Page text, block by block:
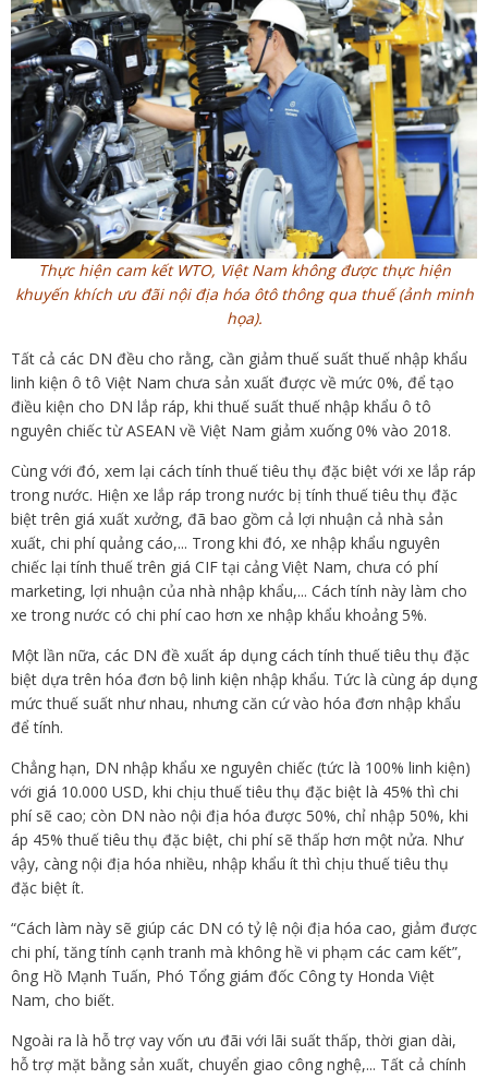
Thực hiện cam kết WTO, Việt Nam không được thực hiện
khuyến khích ưu đãi nội địa hóa ôtô thông qua thuế (ảnh minh
họa).
Tất cả các DN đều cho rằng, cần giảm thuế suất thuế nhập khẩu
linh kiện ô tô Việt Nam chưa sản xuất được về mức 0%, để tạo
điều kiện cho DN lắp ráp, khi thuế suất thuế nhập khẩu ô tô
nguyên chiếc từ ASEAN về Việt Nam giảm xuống 0% vào 2018.
Cùng với đó, xem lại cách tính thuế tiêu thụ đặc biệt với xe lắp ráp
trong nước. Hiện xe lắp ráp trong nước bị tính thuế tiêu thụ đặc
biệt trên giá xuất xưởng, đã bao gồm cả lợi nhuận cả nhà sản
xuất, chi phí quảng cáo,... Trong khi đó, xe nhập khẩu nguyên
chiếc lại tính thuế trên giá CIF tại cảng Việt Nam, chưa có phí
marketing, lợi nhuận của nhà nhập khẩu,... Cách tính này làm cho
xe trong nước có chi phí cao hơn xe nhập khẩu khoảng 5%.
Một lần nữa, các DN đề xuất áp dụng cách tính thuế tiêu thụ đặc
biệt dựa trên hóa đơn bộ linh kiện nhập khẩu. Tức là cùng áp dụng
mức thuế suất như nhau, nhưng căn cứ vào hóa đơn nhập khẩu
để tính.
Chẳng hạn, DN nhập khẩu xe nguyên chiếc (tức là 100% linh kiện)
với giá 10.000 USD, khi chịu thuế tiêu thụ đặc biệt là 45% thì chi
phí sẽ cao; còn DN nào nội địa hóa được 50%, chỉ nhập 50%, khi
áp 45% thuế tiêu thụ đặc biệt, chi phí sẽ thấp hơn một nửa. Như
vậy, càng nội địa hóa nhiều, nhập khẩu ít thì chịu thuế tiêu thụ
đặc biệt ít.
“Cách làm này sẽ giúp các DN có tỷ lệ nội địa hóa cao, giảm được
chi phí, tăng tính cạnh tranh mà không hề vi phạm các cam kết”,
ông Hồ Mạnh Tuấn, Phó Tổng giám đốc Công ty Honda Việt
Nam, cho biết.
Ngoài ra là hỗ trợ vay vốn ưu đãi với lãi suất thấp, thời gian dài,
hỗ trợ mặt bằng sản xuất, chuyển giao công nghệ,... Tất cả chính